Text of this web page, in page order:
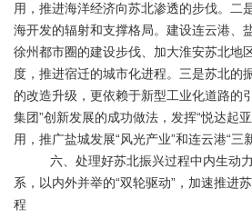
用，推进海洋经济向苏北渗透的步伐。二
海开发的辐射和支撑格局。建设连云港、
徐州都市圈的建设步伐、加大淮安苏北地
度，推进宿迁的城市化进程。三是苏北的
的改造升级，更依赖于新型工业化道路的
集团”创新发展的成功做法，发挥“悦达起
用，推广盐城发展“风光产业”和连云港“三
六、处理好苏北振兴过程中内生动
系，以内外并举的“双轮驱动”，加速推进
程